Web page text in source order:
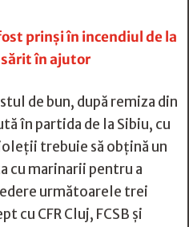
prinși în incendiul de la
în ajutor
de bun, după remiza din
în partida de la Sibiu, cu
trebuie să obțină un
cu marinarii pentru a
următoarele trei
cu CFR Cluj, FCSB și